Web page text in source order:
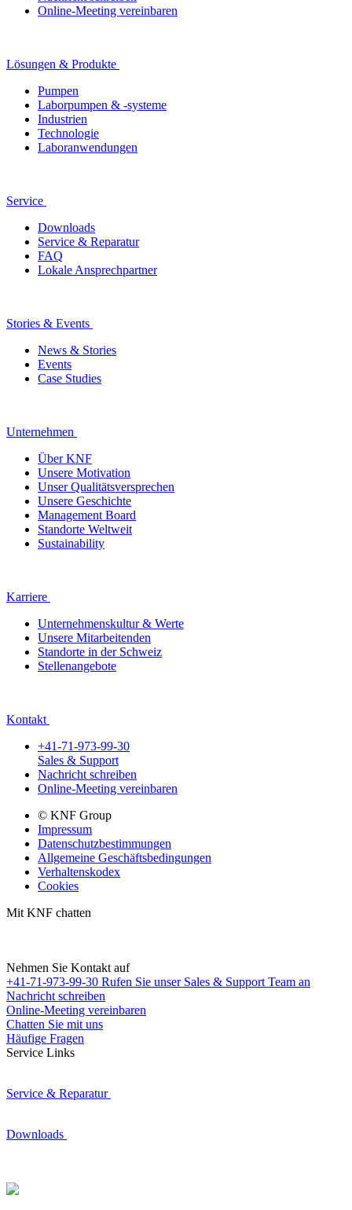
Online-Meeting vereinbaren
Lösungen & Produkte
Pumpen
Laborpumpen & -systeme
Industrien
Technologie
Laboranwendungen
Service
Downloads
Service & Reparatur
FAQ
Lokale Ansprechpartner
Stories & Events
News & Stories
Events
Case Studies
Unternehmen
Über KNF
Unsere Motivation
Unser Qualitätsversprechen
Unsere Geschichte
Management Board
Standorte Weltweit
Sustainability
Karriere
Unternehmenskultur & Werte
Unsere Mitarbeitenden
Standorte in der Schweiz
Stellenangebote
Kontakt
+41-71-973-99-30
Sales & Support
Nachricht schreiben
Online-Meeting vereinbaren
© KNF Group
Impressum
Datenschutzbestimmungen
Allgemeine Geschäftsbedingungen
Verhaltenskodex
Cookies
Mit KNF chatten
Nehmen Sie Kontakt auf
+41-71-973-99-30 Rufen Sie unser Sales & Support Team an
Nachricht schreiben
Online-Meeting vereinbaren
Chatten Sie mit uns
Häufige Fragen
Service Links
Service & Reparatur
Downloads